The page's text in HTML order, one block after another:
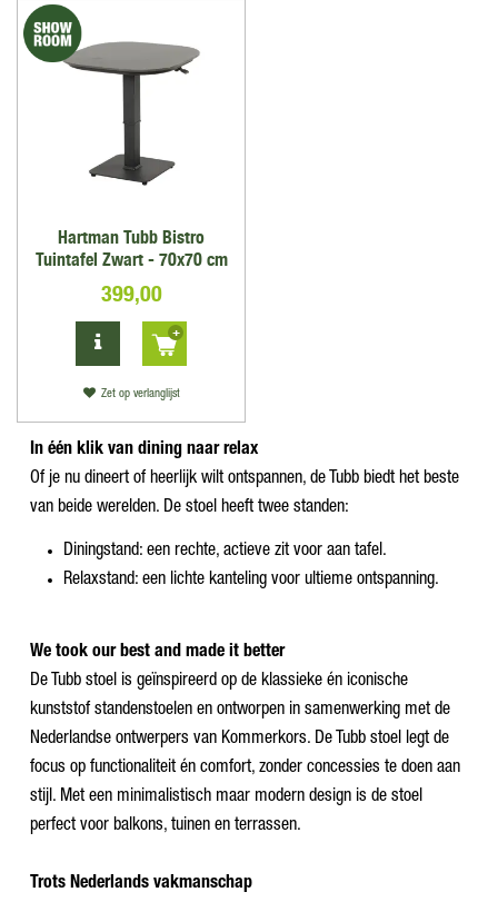
Hartman Tubb Bistro
Tuintafel Zwart - 70x70 cm
399,00
Zet op verlanglijst
In één klik van dining naar relax
Of je nu dineert of heerlijk wilt ontspannen, de Tubb biedt het beste
van beide werelden. De stoel heeft twee standen:
Diningstand: een rechte, actieve zit voor aan tafel.
Relaxstand: een lichte kanteling voor ultieme ontspanning.
We took our best and made it better
De Tubb stoel is geïnspireerd op de klassieke én iconische
kunststof standenstoelen en ontworpen in samenwerking met de
Nederlandse ontwerpers van Kommerkors. De Tubb stoel legt de
focus op functionaliteit én comfort, zonder concessies te doen aan
stijl. Met een minimalistisch maar modern design is de stoel
perfect voor balkons, tuinen en terrassen.
Trots Nederlands vakmanschap